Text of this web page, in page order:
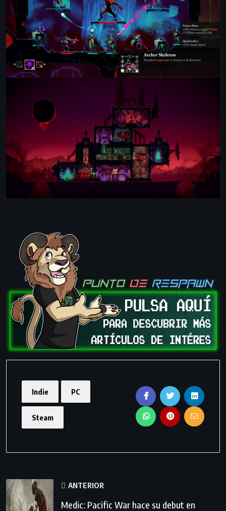
Indie PC
Steam
ANTERIOR
Medic: Pacific War hace su debut en